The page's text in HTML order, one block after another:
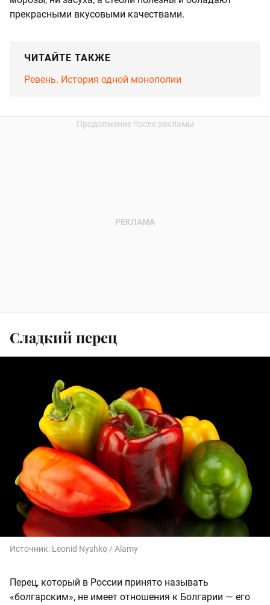
прекрасными вкусовыми качествами.
ЧИТАЙТЕ ТАКЖЕ
Ревень. История одной монополии
Сладкий перец
Источник: Leonid Nyshko / Alamy
Перец, который в России принято называть
«болгарским», не имеет отношения к Болгарии — его